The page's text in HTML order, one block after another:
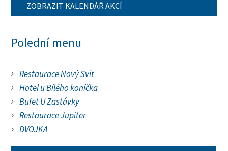
ZOBRAZIT KALENDÁŘ AKCÍ
Polední menu
Restaurace Nový Svit
Hotel u Bílého koníčka
Bufet U Zastávky
Restaurace Jupiter
DVOJKA